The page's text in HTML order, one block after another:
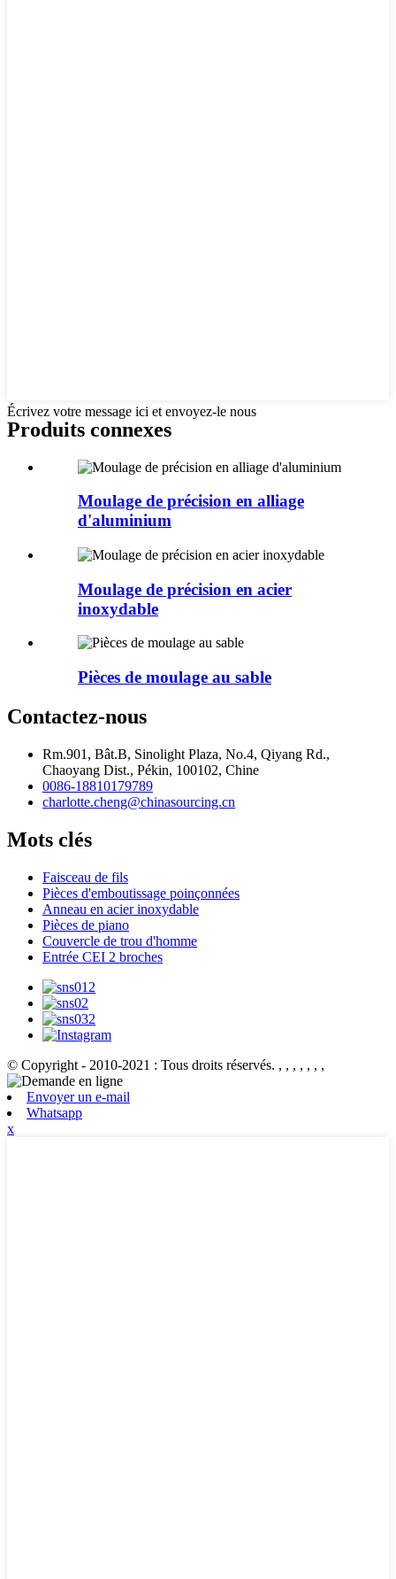
Écrivez votre message ici et envoyez-le nous
Produits connexes
Moulage de précision en alliage
d'aluminium
Moulage de précision en acier
inoxydable
Pièces de moulage au sable
Contactez-nous
Rm.901, Bât.B, Sinolight Plaza, No.4, Qiyang Rd.,
Chaoyang Dist., Pékin, 100102, Chine
0086-18810179789
charlotte.cheng@chinasourcing.cn
Mots clés
Faisceau de fils
Pièces d'emboutissage poinçonnées
Anneau en acier inoxydable
Pièces de piano
Couvercle de trou d'homme
Entrée CEI 2 broches
© Copyright - 2010-2021 : Tous droits réservés. , , , , , , ,
Envoyer un e-mail
Whatsapp
x